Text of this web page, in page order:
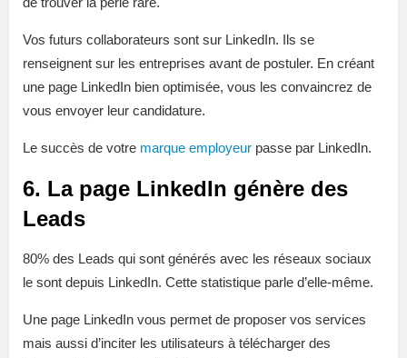
Vos futurs collaborateurs sont sur LinkedIn. Ils se
renseignent sur les entreprises avant de postuler. En créant
une page LinkedIn bien optimisée, vous les convaincrez de
vous envoyer leur candidature.
Le succès de votre marque employeur passe par LinkedIn.
6. La page LinkedIn génère des
Leads
80% des Leads qui sont générés avec les réseaux sociaux
le sont depuis LinkedIn. Cette statistique parle d’elle-même.
Une page LinkedIn vous permet de proposer vos services
mais aussi d’inciter les utilisateurs à télécharger des